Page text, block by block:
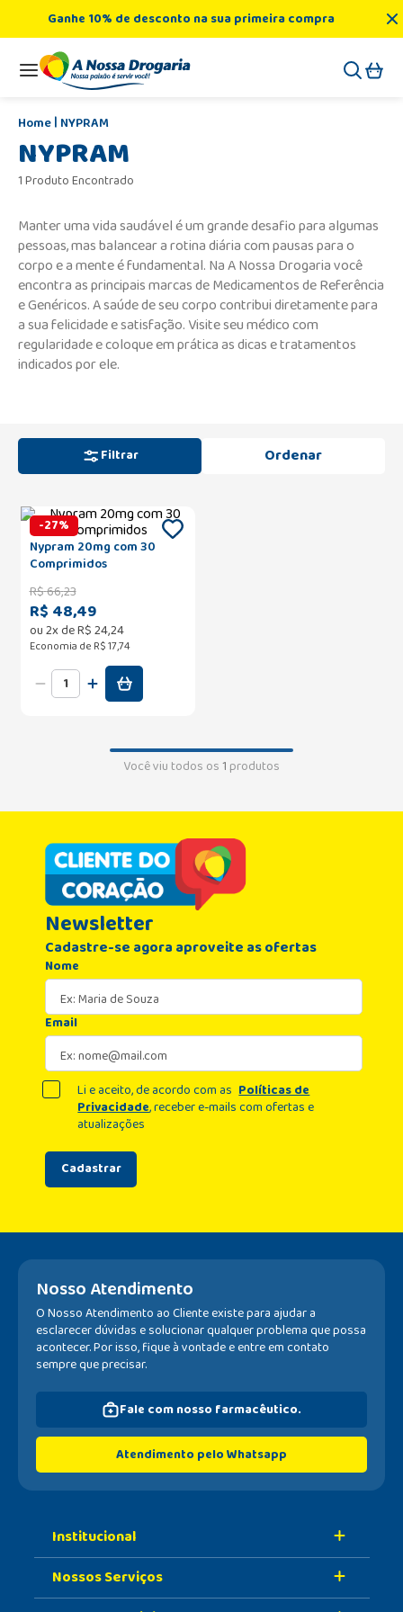
Ganhe 10% de desconto na sua primeira compra
NYPRAM
NYPRAM
1 Produto Encontrado
Manter uma vida saudável é um grande desafio para algumas
pessoas, mas balancear a rotina diária com pausas para o
corpo e a mente é fundamental. Na A Nossa Drogaria você
encontra as principais marcas de Medicamentos de Referência
e Genéricos. A saúde de seu corpo contribui diretamente para
a sua felicidade e satisfação. Visite seu médico com
regularidade e coloque em prática as dicas e tratamentos
indicados por ele.
Filtrar
-27%
Nypram 20mg com 30
Comprimidos
R$66,23
R$ 48,49
ou2x deR$24,24
Economia de R$ 17,74
Você viu todos os1produtos
Newsletter
Cadastre-se agora aproveite as ofertas
Nome
Email
Cadastrar
Li e aceito, de acordo com as Políticas de
Privacidade, receber e-mails com ofertas e
atualizações
Nosso Atendimento
O Nosso Atendimento ao Cliente existe para ajudar a
esclarecer dúvidas e solucionar qualquer problema que possa
acontecer. Por isso, fique à vontade e entre em contato
sempre que precisar.
Fale com nosso farmacêutico.
Atendimento pelo Whatsapp
Institucional
Sobre A Nossa Drogaria
Nossos Serviços